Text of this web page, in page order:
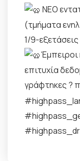
NEO
(τμήματα
1/9-
Έμπειροι
επιτυχία
γράφτηκες ?